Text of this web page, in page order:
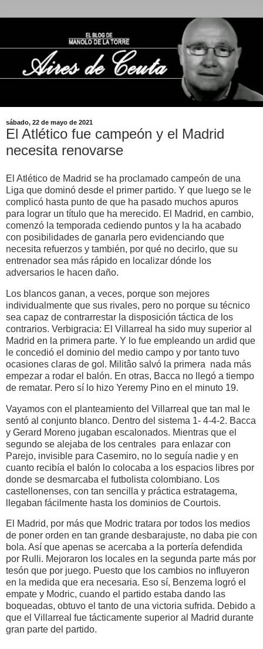
sábado, 22 de mayo de 2021
El Atlético fue campeón y el Madrid
necesita renovarse
El Atlético de Madrid se ha proclamado campeón de una
Liga que dominó desde el primer partido. Y que luego se le
complicó hasta punto de que ha pasado muchos apuros
para lograr un título que ha merecido. El Madrid, en cambio,
comenzó la temporada cediendo puntos y la ha acabado
con posibilidades de ganarla pero evidenciando que
necesita refuerzos y también, por qué no decirlo, que su
entrenador sea más rápido en localizar dónde los
adversarios le hacen daño.
Los blancos ganan, a veces, porque son mejores
individualmente que sus rivales, pero no porque su técnico
sea capaz de contrarrestar la disposición táctica de los
contrarios. Verbigracia: El Villarreal ha sido muy superior al
Madrid en la primera parte. Y lo fue empleando un ardid que
le concedió el dominio del medio campo y por tanto tuvo
ocasiones claras de gol. Militâo salvó la primera nada más
empezar a rodar el balón. En otras, Bacca no llegó a tiempo
de rematar. Pero sí lo hizo Yeremy Pino en el minuto 19.
Vayamos con el planteamiento del Villarreal que tan mal le
sentó al conjunto blanco. Dentro del sistema 1- 4-4-2. Bacca
y Gerard Moreno jugaban escalonados. Mientras que el
segundo se alejaba de los centrales para enlazar con
Parejo, invisible para Casemiro, no lo seguía nadie y en
cuanto recibía el balón lo colocaba a los espacios libres por
donde se desmarcaba el futbolista colombiano. Los
castellonenses, con tan sencilla y práctica estratagema,
llegaban fácilmente hasta los dominios de Courtois.
El Madrid, por más que Modric tratara por todos los medios
de poner orden en tan grande desbarajuste, no daba pie con
bola. Así que apenas se acercaba a la portería defendida
por Rulli. Mejoraron los locales en la segunda parte más por
tesón que por juego. Puesto que los cambios no influyeron
en la medida que era necesaria. Eso sí, Benzema logró el
empate y Modric, cuando el partido estaba dando las
boqueadas, obtuvo el tanto de una victoria sufrida. Debido a
que el Villarreal fue tácticamente superior al Madrid durante
gran parte del partido.